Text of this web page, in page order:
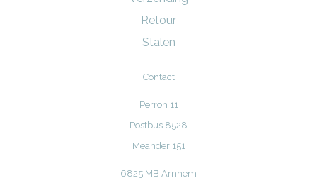
Retour
Stalen
Contact
Perron 11
Postbus 8528
Meander 151
6825 MB Arnhem